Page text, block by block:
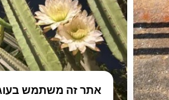
אתר זה משתמש